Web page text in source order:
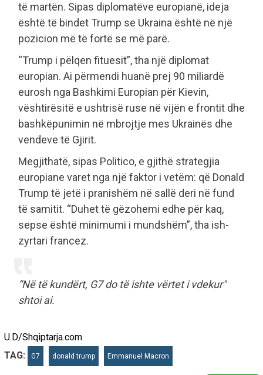
të martën. Sipas diplomatëve europianë, ideja
është të bindet Trump se Ukraina është në një
pozicion më të fortë se më parë.
“Trump i pëlqen fituesit”, tha një diplomat
europian. Ai përmendi huanë prej 90 miliardë
eurosh nga Bashkimi Europian për Kievin,
vështirësitë e ushtrisë ruse në vijën e frontit dhe
bashkëpunimin në mbrojtje mes Ukrainës dhe
vendeve të Gjirit.
Megjithatë, sipas Politico, e gjithë strategjia
europiane varet nga një faktor i vetëm: që Donald
Trump të jetë i pranishëm në sallë deri në fund
të samitit. “Duhet të gëzohemi edhe për kaq,
sepse është minimumi i mundshëm”, tha ish-
zyrtari francez.
“Në të kundërt, G7 do të ishte vërtet i vdekur"
shtoi ai.
U.D/Shqiptarja.com
TAG:
G7 donald trump Emmanuel Macron